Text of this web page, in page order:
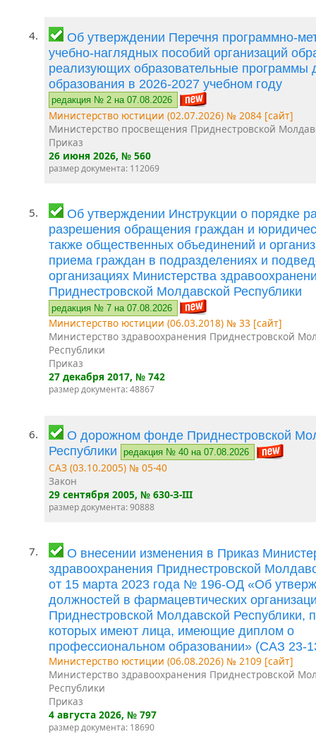
4.
Об утверждении Перечня программно-
учебно-наглядных пособий организаций
реализующих образовательные программы
образования в 2026-2027 учебном году
редакция № 2 на 07.08.2026
Министерство юстиции (02.07.2026) № 2084 [сайт]
Министерство просвещения Приднестровской
Приказ
26 июня 2026, № 560
размер документа: 112069
5.
Об утверждении Инструкции о порядке
разрешения обращения граждан и
также общественных объединений и
приема граждан в подразделениях и
организациях Министерства
Приднестровской Молдавской Республики
редакция № 7 на 07.08.2026
Министерство юстиции (06.03.2018) № 33 [сайт]
Министерство здравоохранения Приднестровской
Республики
Приказ
27 декабря 2017, № 742
размер документа: 48867
6.
О дорожном фонде Приднестровской
Республики
редакция № 40 на 07.08.2026
САЗ (03.10.2005) № 05-40
Закон
29 сентября 2005, № 630-З-III
размер документа: 90888
7.
О внесении изменения в Приказ
здравоохранения Приднестровской
от 15 марта 2023 года № 196-ОД «Об
должностей в фармацевтических
Приднестровской Молдавской Республики,
которых имеют лица, имеющие диплом о
профессиональном образовании» (САЗ 23-
Министерство юстиции (06.08.2026) № 2109 [сайт]
Министерство здравоохранения Приднестровской
Республики
Приказ
4 августа 2026, № 797
размер документа: 18690